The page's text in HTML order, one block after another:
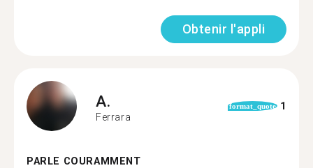
Obtenir l'appli
A.
Ferrara
format_quote 1
PARLE COURAMMENT